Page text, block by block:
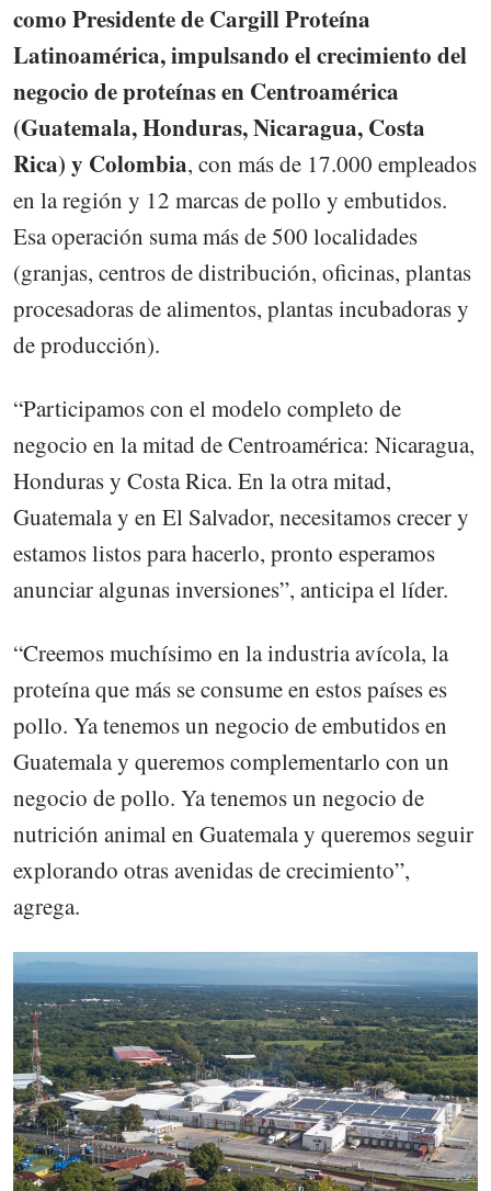
como Presidente de Cargill Proteína
Latinoamérica, impulsando el crecimiento del
negocio de proteínas en Centroamérica
(Guatemala, Honduras, Nicaragua, Costa
Rica) y Colombia, con más de 17.000 empleados
en la región y 12 marcas de pollo y embutidos.
Esa operación suma más de 500 localidades
(granjas, centros de distribución, oficinas, plantas
procesadoras de alimentos, plantas incubadoras y
de producción).
“Participamos con el modelo completo de
negocio en la mitad de Centroamérica: Nicaragua,
Honduras y Costa Rica. En la otra mitad,
Guatemala y en El Salvador, necesitamos crecer y
estamos listos para hacerlo, pronto esperamos
anunciar algunas inversiones”, anticipa el líder.
“Creemos muchísimo en la industria avícola, la
proteína que más se consume en estos países es
pollo. Ya tenemos un negocio de embutidos en
Guatemala y queremos complementarlo con un
negocio de pollo. Ya tenemos un negocio de
nutrición animal en Guatemala y queremos seguir
explorando otras avenidas de crecimiento”,
agrega.